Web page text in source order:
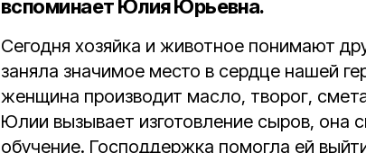
вспоминает Юлия Юрьевна.
Сегодня хозяйка и животное понимают
заняла значимое место в сердце нашей
женщина производит масло, творог,
Юлии вызывает изготовление сыров, она
обучение. Господдержка помогла ей